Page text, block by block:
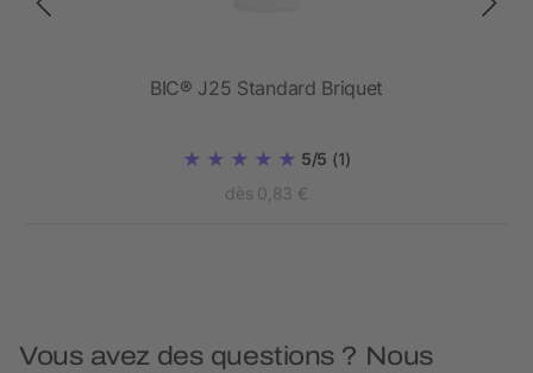
BIC® J25 Standard Briquet
5/5 (1)
dès 0,83 €
Vous avez des questions ? Nous